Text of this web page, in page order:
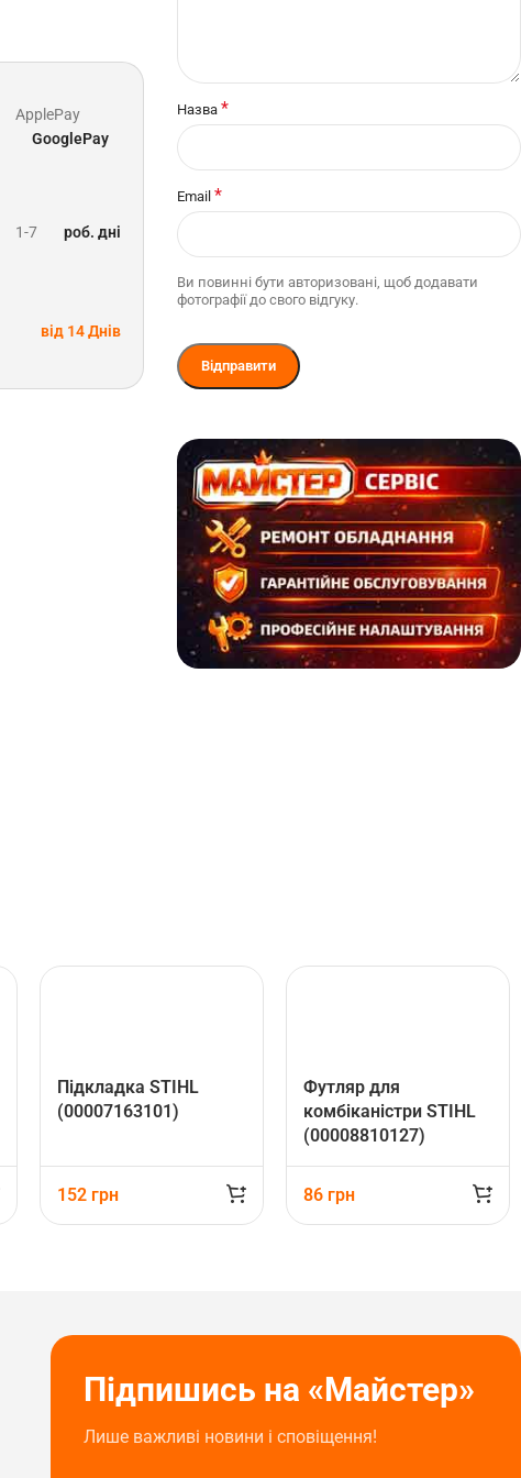
ApplePay
GooglePay
1-7 роб. дні
від 14 Днів
Назва *
Email *
Ви повинні бути авторизовані, щоб додавати
фотографії до свого відгуку.
Підкладка STIHL
(00007163101)
152 грн
Футляр для
комбіканістри STIHL
(00008810127)
86 грн
Підпишись на «Майстер»
Лише важливі новини і сповіщення!